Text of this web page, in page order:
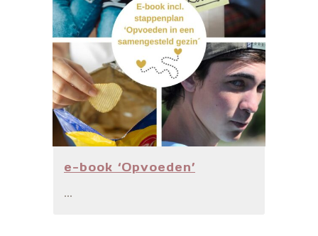
e-book ‘Opvoeden’
...